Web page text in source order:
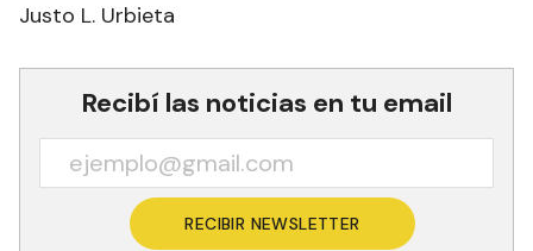
Justo L. Urbieta
Recibí las noticias en tu email
RECIBIR NEWSLETTER